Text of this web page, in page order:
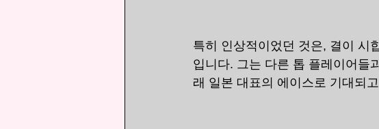
특히 인상적이었던 것은, 결이 시
입니다. 그는 다른 톱 플레이어들
래 일본 대표의 에이스로 기대되